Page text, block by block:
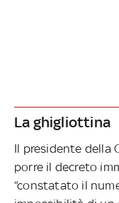
La ghigliottina
Il presidente della
porre il decreto
“constatato il